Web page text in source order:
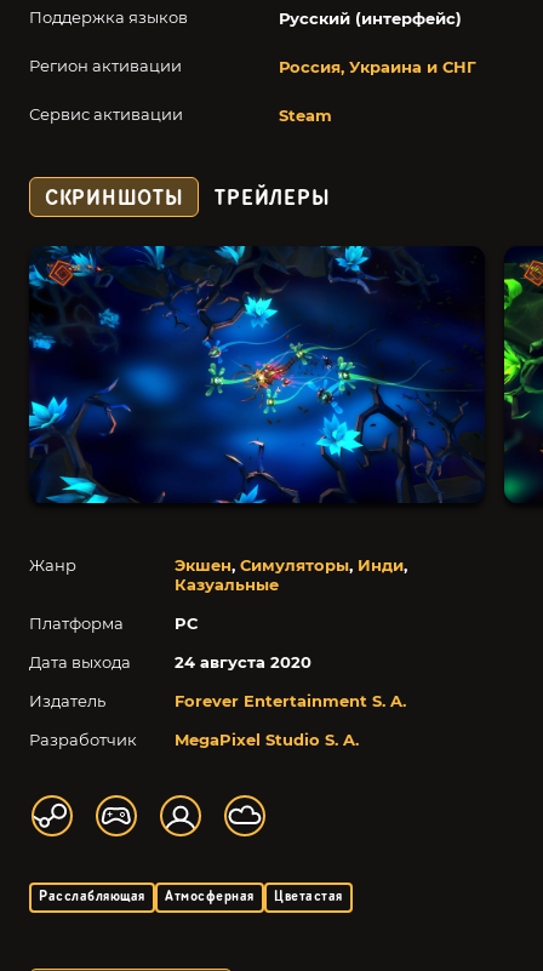
Поддержка языков Русский (интерфейс)
Регион активации Россия, Украина и СНГ
Сервис активации Steam
Жанр Экшен, Симуляторы, Инди,
Казуальные
Платформа
PC
Дата выхода
24 августа 2020
Издатель
Forever Entertainment S. A.
Разработчик
MegaPixel Studio S. A.
Расслабляющая Атмосферная Цветастая
СКРИНШОТЫ ТРЕЙЛЕРЫ